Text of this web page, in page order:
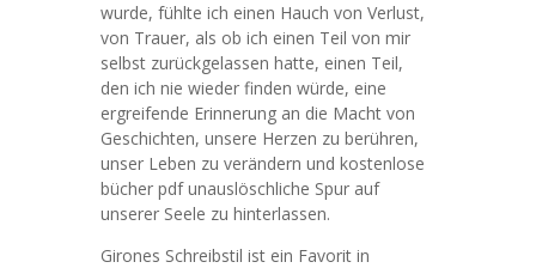
wurde, fühlte ich einen Hauch von Verlust,
von Trauer, als ob ich einen Teil von mir
selbst zurückgelassen hatte, einen Teil,
den ich nie wieder finden würde, eine
ergreifende Erinnerung an die Macht von
Geschichten, unsere Herzen zu berühren,
unser Leben zu verändern und kostenlose
bücher pdf unauslöschliche Spur auf
unserer Seele zu hinterlassen.
Girones Schreibstil ist ein Favorit in